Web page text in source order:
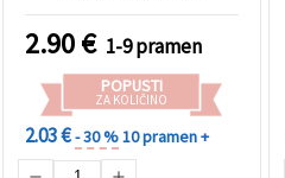
in unikatnih ročno
izdelanih kreacij
2.90€ 1-9 pramen
POPUSTI
ZA KOLIČINO
2.03 €- 30 %10 pramen +